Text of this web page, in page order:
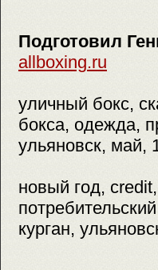
Подготовил
allboxing.ru
уличный бокс,
бокса, одежда,
ульяновск, май,
новый год,
курган,